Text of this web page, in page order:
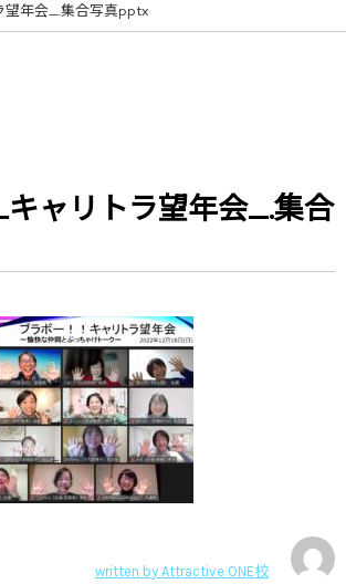
望年会_.集合写真pptx
キャリトラ望年会_.集合
written by Attractive ONE校